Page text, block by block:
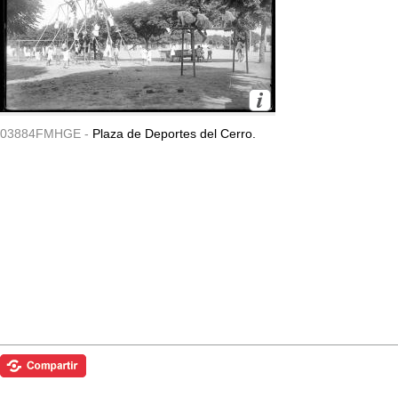
03884FMHGE - Plaza de Deportes del Cerro.